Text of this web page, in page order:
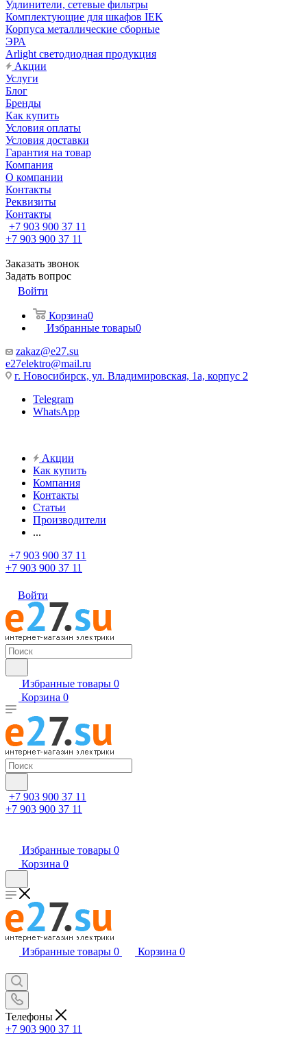
Удлинители, сетевые фильтры
Комплектующие для шкафов IEK
Корпуса металлические сборные
ЭРА
Arlight светодиодная продукция
Акции
Услуги
Блог
Бренды
Как купить
Условия оплаты
Условия доставки
Гарантия на товар
Компания
О компании
Контакты
Реквизиты
Контакты
+7 903 900 37 11
+7 903 900 37 11
Заказать звонок
Задать вопрос
Войти
Корзина0
Избранные товары0
zakaz@e27.su
e27elektro@mail.ru
г. Новосибирск, ул. Владимировская, 1а, корпус 2
Telegram
WhatsApp
Акции
Как купить
Компания
Контакты
Статьи
Производители
...
+7 903 900 37 11
+7 903 900 37 11
Войти
Избранные товары 0
Корзина 0
+7 903 900 37 11
+7 903 900 37 11
Избранные товары 0
Корзина 0
Избранные товары 0 Корзина 0
Телефоны
+7 903 900 37 11